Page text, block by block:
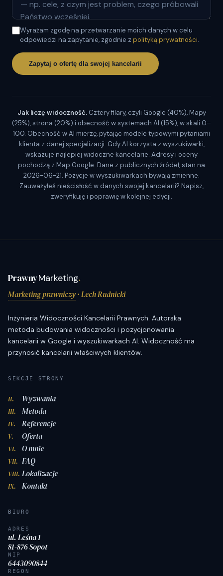
Wyrażam zgodę na przetwarzanie moich danych w celu
odpowiedzi na zapytanie, zgodnie z polityką prywatności.
Zapytaj o ofertę dla swojej kancelarii
Jak liczę widoczność.Cztery filary, czyli Google (40%), Mapy
(25%), strona (20%) i obecność w systemach AI (15%), w skali 0–
100. Obecność w AI mierzę, pytając modele typowymi pytaniami
klienta z danej specjalizacji. Gdy AI korzysta z wyszukiwarki,
wskazuje najlepiej widoczne kancelarie. Adresy i oceny
pochodzą z Map Google. Dane z publicznych źródeł, stan na
2026-06-21. Pozycje w wyszukiwarkach bywają zmienne.
Zauważyłeś nieścisłość w danych swojej kancelarii? Napisz,
zweryfikuję i poprawię w kolejnej edycji.
PrawnyMarketing.
Marketing prawniczy· Lech Rudnicki
Inżynieria Widoczności Kancelarii Prawnych. Autorska
metoda budowania widoczności i pozycjonowania
kancelarii w Google i wyszukiwarkach AI. Widoczność ma
przynosić kancelarii właściwych klientów.
SEKCJE STRONY
II. Wyzwania
III. Metoda
IV. Referencje
V. Oferta
VI. O mnie
VII. FAQ
VIII. Lokalizacje
IX. Kontakt
BIURO
ADRES
ul. Leśna 1
81-876 Sopot
NIP
6443090844
REGON